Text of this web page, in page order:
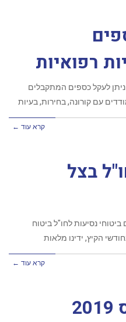
רפואיות
לא ניתן לעקל כספים המתקבלים
עם קורונה, בחירות, בעיות
קרא עוד ←
בצל
ביטוחי נסיעות לחו"ל ביטוח
הקיץ, ידינו מלאות
קרא עוד ←